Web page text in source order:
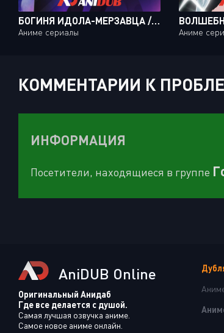
БОГИНЯ ИДОЛА-МЕРЗАВЦА / KAMI KUZU IDOL [10 ИЗ 10]
Аниме сериалы Аниме
КОММЕНТАРИИ К
ИНФОРМАЦИЯ
Посетители, находящиеся в группе
AniDUB Online
Оригинальный Анидаб
Где все делается с душой.
Самая лучшая озвучка аниме.
Самое новое аниме онлайн.